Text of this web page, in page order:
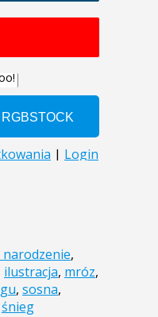
narodzenie,
ilustracja, mróz,
, sosna,
śnieg